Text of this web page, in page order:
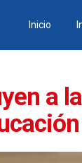
Inicio
a